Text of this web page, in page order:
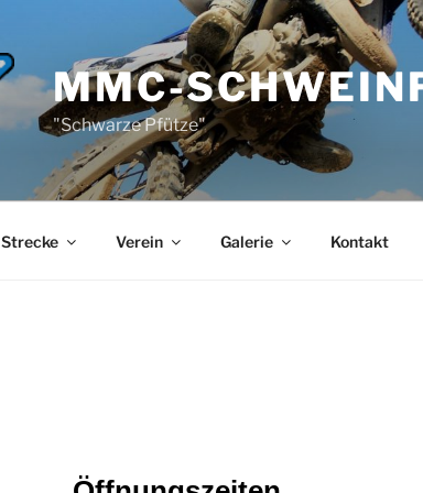
MMC-
"Schwarze Pfütze"
Strecke Verein Galerie Kontakt